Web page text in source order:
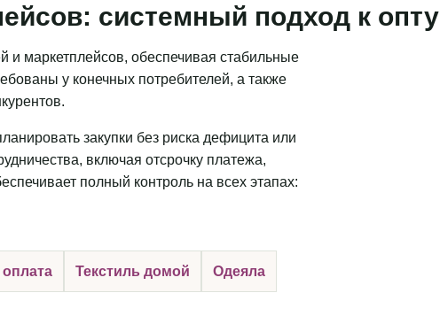
системный подход к опту
и маркетплейсов, обеспечивая стабильные
у конечных потребителей, а также
закупки без риска дефицита или
включая отсрочку платежа,
полный контроль на всех этапах:
Текстиль домой Одеяла